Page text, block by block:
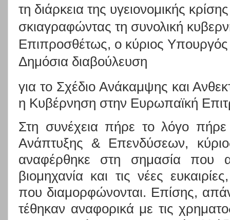
τη διάρκεια της υγειονομικής
σκιαγραφώντας τη συνολική
Επιπροσθέτως, ο κύριος Υπουργός
Δημόσια διαβούλευση
για το Σχέδιο Ανάκαμψης και
η Κυβέρνηση στην Ευρωπαϊκή
Στη συνέχεια πήρε το λόγο
Ανάπτυξης & Επενδύσεων,
αναφέρθηκε στη σημασία που
βιομηχανία και τις νέες
που διαμορφώνονται. Επίσης,
τέθηκαν αναφορικά με τις